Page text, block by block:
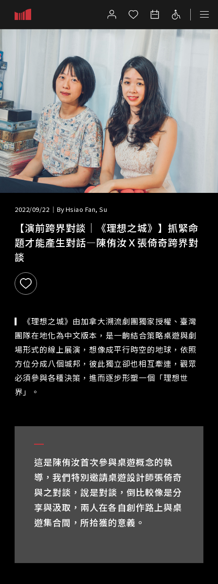
Programs
Calendar
Series Programs
Visit
Venue
Guided Tours
NTCH Performing Arts Library
Stores
Transportation
Discover
Events
Learning
Resources
International Development
Touring Productions
About
2022/09/22 ｜ByHsiao Fan, Su
【演前跨界對談｜《理想之城》】抓緊命
題才能產生對話—陳侑汝Ｘ張倚奇跨界對
談
▎《理想之城》由加拿大溯流劇團獨家授權、臺灣
團隊在地化為中文版本，是一齣結合策略桌遊與劇
場形式的線上展演，想像成平行時空的地球，依照
方位分成八個城邦，彼此獨立卻也相互牽連，觀眾
必須參與各種決策，進而逐步形塑一個「理想世
界」。
這是陳侑汝首次參與桌遊概念的執
導，我們特別邀請桌遊設計師張倚奇
與之對談，說是對談，倒比較像是分
享與汲取，兩人在各自創作路上與桌
遊集合間，所拾獲的意義。
節目